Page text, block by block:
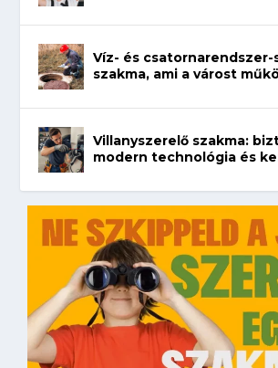
Víz- és csatornarendszer-
szakma, ami a várost
Villanyszerelő szakma:
modern technológia és